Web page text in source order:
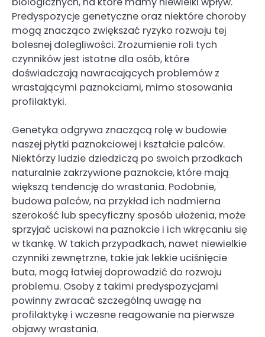
Predyspozycje genetyczne oraz niektóre choroby
mogą znacząco zwiększać ryzyko rozwoju tej
bolesnej dolegliwości. Zrozumienie roli tych
czynników jest istotne dla osób, które
doświadczają nawracających problemów z
wrastającymi paznokciami, mimo stosowania
profilaktyki.
Genetyka odgrywa znaczącą rolę w budowie
naszej płytki paznokciowej i kształcie palców.
Niektórzy ludzie dziedziczą po swoich przodkach
naturalnie zakrzywione paznokcie, które mają
większą tendencję do wrastania. Podobnie,
budowa palców, na przykład ich nadmierna
szerokość lub specyficzny sposób ułożenia, może
sprzyjać uciskowi na paznokcie i ich wkręcaniu się
w tkankę. W takich przypadkach, nawet niewielkie
czynniki zewnętrzne, takie jak lekkie uciśnięcie
buta, mogą łatwiej doprowadzić do rozwoju
problemu. Osoby z takimi predyspozycjami
powinny zwracać szczególną uwagę na
profilaktykę i wczesne reagowanie na pierwsze
objawy wrastania.